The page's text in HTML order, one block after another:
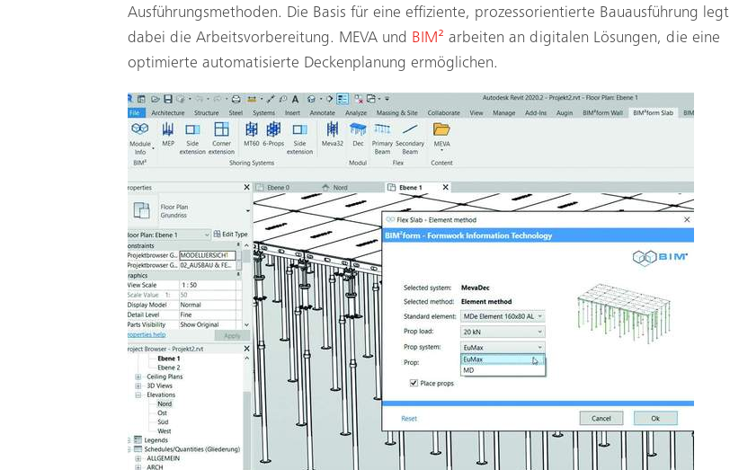
Ausführungsmethoden. Die Basis für eine effiziente, prozessorientierte Bauausführung legt
dabei die Arbeitsvorbereitung. MEVA und BIM² arbeiten an digitalen Lösungen, die eine
optimierte automatisierte Deckenplanung ermöglichen.